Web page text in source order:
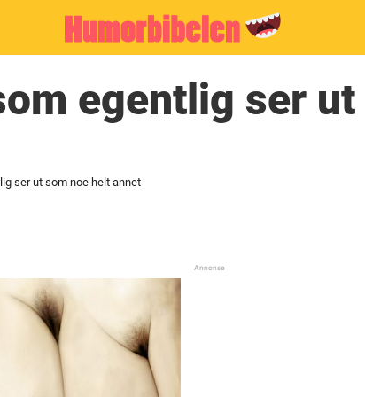
egentlig ser
ser ut som noe helt annet